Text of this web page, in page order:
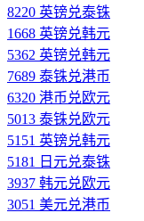
8220 英镑兑泰铢
1668 英镑兑韩元
5362 英镑兑韩元
7689 泰铢兑港币
6320 港币兑欧元
5013 泰铢兑欧元
5151 英镑兑韩元
5181 日元兑泰铢
3937 韩元兑欧元
3051 美元兑港币